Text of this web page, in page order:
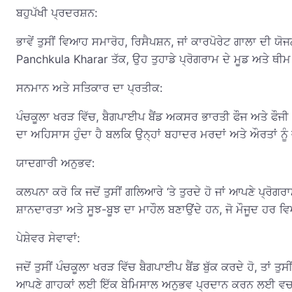
ਬਹੁਪੱਖੀ ਪ੍ਰਦਰਸ਼ਨ:
ਭਾਵੇਂ ਤੁਸੀਂ ਵਿਆਹ ਸਮਾਰੋਹ, ਰਿਸੈਪਸ਼ਨ, ਜਾਂ ਕਾਰਪੋਰੇਟ ਗਾਲਾ ਦੀ
Panchkula Kharar ਤੱਕ, ਉਹ ਤੁਹਾਡੇ ਪ੍ਰੋਗਰਾਮ ਦੇ ਮੂਡ ਅਤੇ
ਸਨਮਾਨ ਅਤੇ ਸਤਿਕਾਰ ਦਾ ਪ੍ਰਤੀਕ:
ਪੰਚਕੂਲਾ ਖਰੜ ਵਿੱਚ, ਬੈਗਪਾਈਪ ਬੈਂਡ ਅਕਸਰ ਭਾਰਤੀ ਫੌਜ ਅਤੇ ਫੌਜੀ
ਦਾ ਅਹਿਸਾਸ ਹੁੰਦਾ ਹੈ ਬਲਕਿ ਉਨ੍ਹਾਂ ਬਹਾਦਰ ਮਰਦਾਂ ਅਤੇ ਔਰਤਾਂ
ਯਾਦਗਾਰੀ ਅਨੁਭਵ:
ਕਲਪਨਾ ਕਰੋ ਕਿ ਜਦੋਂ ਤੁਸੀਂ ਗਲਿਆਰੇ ‘ਤੇ ਤੁਰਦੇ ਹੋ ਜਾਂ ਆਪਣੇ
ਸ਼ਾਨਦਾਰਤਾ ਅਤੇ ਸੂਝ-ਬੂਝ ਦਾ ਮਾਹੌਲ ਬਣਾਉਂਦੇ ਹਨ, ਜੋ ਮੌਜੂਦ ਹਰ
ਪੇਸ਼ੇਵਰ ਸੇਵਾਵਾਂ:
ਜਦੋਂ ਤੁਸੀਂ ਪੰਚਕੂਲਾ ਖਰੜ ਵਿੱਚ ਬੈਗਪਾਈਪ ਬੈਂਡ ਬੁੱਕ ਕਰਦੇ ਹੋ, ਤਾਂ
ਆਪਣੇ ਗਾਹਕਾਂ ਲਈ ਇੱਕ ਬੇਮਿਸਾਲ ਅਨੁਭਵ ਪ੍ਰਦਾਨ ਕਰਨ ਲਈ